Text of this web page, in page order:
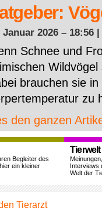
Januar 2026 – 18:56 |
Schnee und
brauchen sie
zu
den ganzen
Begleiter des
ein kleiner
Tierwelt
Interviews
Welt der
Tierarzt